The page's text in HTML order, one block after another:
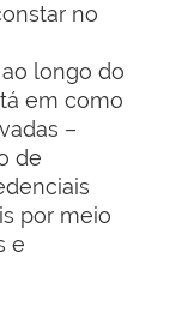
no
longo do
em como
–
de
por meio
e